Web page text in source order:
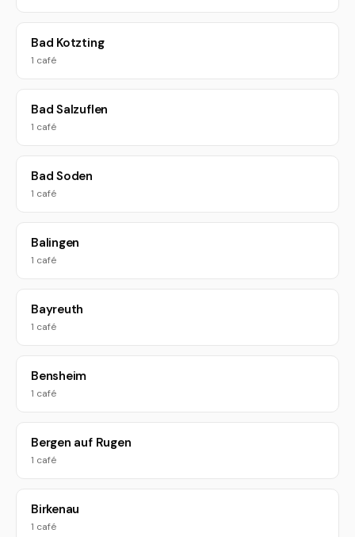
Bad Kotzting
1 café
Bad Salzuflen
1 café
Bad Soden
1 café
Balingen
1 café
Bayreuth
1 café
Bensheim
1 café
Bergen auf Rugen
1 café
Birkenau
1 café